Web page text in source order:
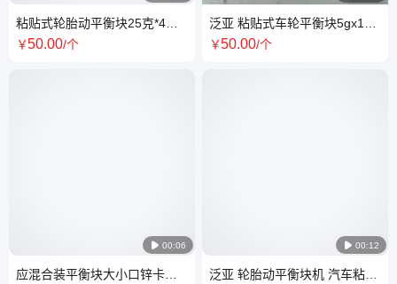
粘贴式轮胎动平衡块25克*4汽
车轮毂配重铅块片条 配件
￥50.00/个
 00:06
应混合装平衡块大小口锌卡铝
泛亚 粘贴式车轮平衡块5gx12
表面镀锌汽车轮胎配重块
￥50.00/个
 00:12
泛亚 轮胎动平衡块机 汽车粘贴